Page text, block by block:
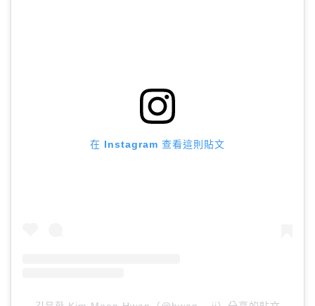
在 Instagram 查看這則貼文